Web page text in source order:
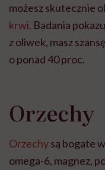
możesz skutecznie
krwi. Badania
z oliwek, masz
o ponad 40 proc.
Orzechy
Orzechysą bogate
omega-6, magnez,